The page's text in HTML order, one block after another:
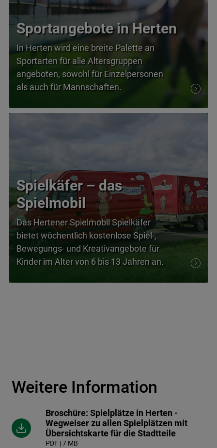
Sportangebote in Herten
In Herten wird eine breite Palette an
Sportarten für alle Altersgruppen
angeboten, sowohl für Einzelpersonen
als auch für Mannschaften.
Spielkäfer – das
Spielmobil
Das Hertener Spielmobil Spielkäfer
bietet wöchentlich kostenlose Spiel-,
Bewegungs- und Kreativangebote für
Kinder im Alter von 6 bis 13 Jahren an.
Weitere Information
Broschüre: Spielplätze in Herten -
Wegweiser zu allen Spielplätzen mit
Übersichtskarte für die Stadtteile
PDF | 7 MB